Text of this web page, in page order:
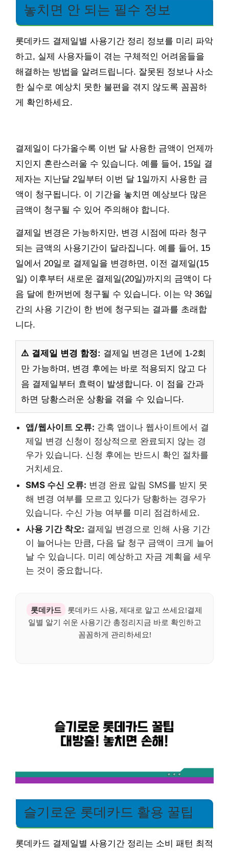
놓치면 안 되는 필수 정보
롯데카드 결제일별 사용기간 정리 정보를 미리 파악
하고, 실제 사용자들이 겪는 구체적인 어려움들을
해결하는 방법을 알려드립니다. 잘못된 정보나 사소
한 실수로 예상치 못한 불편을 겪지 않도록 꼼꼼하
게 확인하세요.
결제일이 다가올수록 이번 달 사용한 금액이 언제까
지인지 혼란스러울 수 있습니다. 예를 들어, 15일 결
제자는 지난달 2일부터 이번 달 1일까지 사용한 금
액이 청구됩니다. 이 기간을 놓치면 예상보다 많은
금액이 청구될 수 있어 주의해야 합니다.
결제일 변경은 가능하지만, 변경 시점에 따라 청구
되는 금액의 사용기간이 달라집니다. 예를 들어, 15
일에서 20일로 결제일을 변경하면, 이전 결제일(15
일) 이후부터 새로운 결제일(20일)까지의 금액이 다
음 달에 한꺼번에 청구될 수 있습니다. 이는 약 36일
간의 사용 기간이 한 번에 청구되는 결과를 초래합
니다.
⚠️ 결제일 변경 함정: 결제일 변경은 1년에 1-2회
만 가능하며, 변경 후에는 바로 적용되지 않고 다
음 결제일부터 효력이 발생합니다. 이 점을 간과
하면 당황스러운 상황을 겪을 수 있습니다.
앱/웹사이트 오류: 간혹 앱이나 웹사이트에서 결
제일 변경 신청이 정상적으로 완료되지 않는 경
우가 있습니다. 신청 후에는 반드시 확인 절차를
거치세요.
SMS 수신 오류: 변경 완료 알림 SMS를 받지 못
해 변경 여부를 모르고 있다가 당황하는 경우가
있습니다. 수신 가능 여부를 미리 점검하세요.
사용 기간 착오: 결제일 변경으로 인해 사용 기간
이 늘어나는 만큼, 다음 달 청구 금액이 크게 늘어
날 수 있습니다. 미리 예상하고 자금 계획을 세우
는 것이 중요합니다.
롯데카드
롯데카드 사용, 제대로 알고 쓰세요!결제
일별 알기 쉬운 사용기간 총정리지금 바로 확인하고
꼼꼼하게 관리하세요!
슬기로운 롯데카드 활용 꿀팁
롯데카드 결제일별 사용기간 정리는 소비 패턴 최적